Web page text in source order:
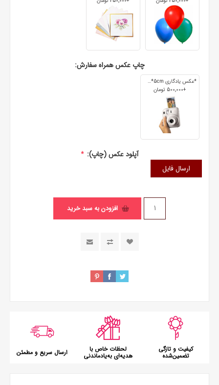
چاپ عکس همراه سفارش:
*عکس یادگاری 7cm*5cm
+500٬000 تومان
آپلود عکس (چاپ): *
ارسال فایل
افزودن به سبد خرید
کیفیت و تازگی
تضمین‌شده
لحظات خاص با
هدیه‌ای به‌یادماندنی ارسال سریع و مطمئن